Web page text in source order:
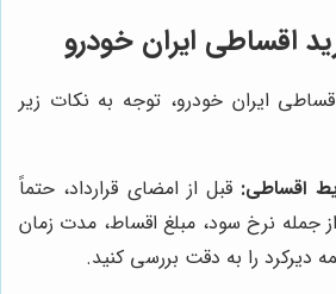
اقساطی ایران خودرو
ایران خودرو، توجه به نکات زیر
اقساطی: قبل از امضای قرارداد، حتماً
جمله نرخ سود، مبلغ اقساط، مدت زمان
دیرکرد را به دقت بررسی کنید.